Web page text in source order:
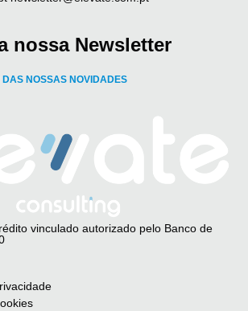
nossa Newsletter
NOSSAS NOVIDADES
vinculado autorizado pelo Banco de